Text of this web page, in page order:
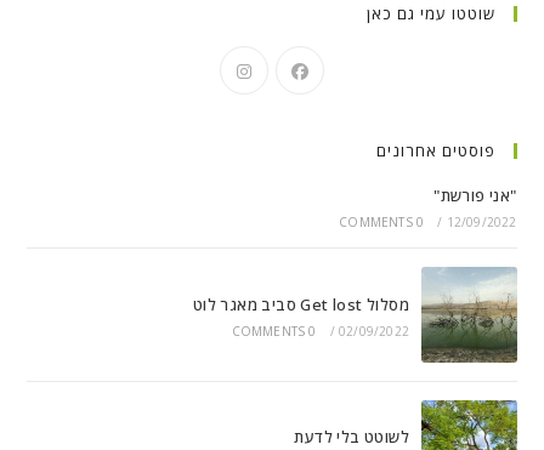
שוטטו עמי גם כאן
פוסטים אחרונים
"אני פורשת"
12/09/2022
/
0 COMMENTS
מסלול Get lost סביב מאגר לוט
02/09/2022
/
0 COMMENTS
לשוטט בלי לדעת